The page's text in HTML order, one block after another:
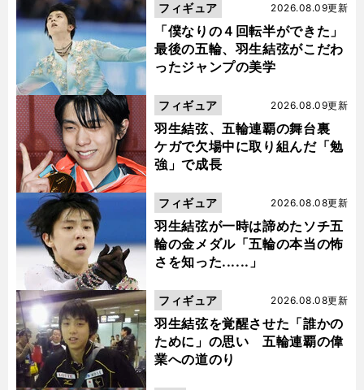
「僕なりの４回転半ができた」
最後の五輪、羽生結弦がこだわ
ったジャンプの美学
2026.08.09更新
フィギュア
羽生結弦、五輪連覇の舞台裏
ケガで欠場中に取り組んだ「勉
強」で成長
2026.08.09更新
フィギュア
羽生結弦が一時は諦めたソチ五
輪の金メダル「五輪の本当の怖
さを知った......」
2026.08.08更新
フィギュア
羽生結弦を覚醒させた「誰かの
ために」の思い 五輪連覇の偉
業への道のり
2026.08.08更新
フィギュア